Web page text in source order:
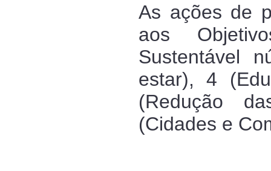
As ações de
aos
Sustentável
estar), 4
(Redução
(Cidades e